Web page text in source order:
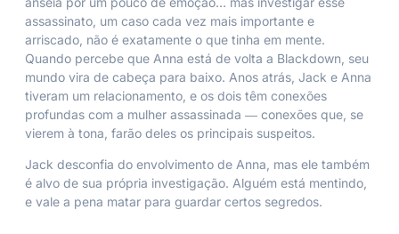
assassinato, um caso cada vez mais importante e
arriscado, não é exatamente o que tinha em mente.
Quando percebe que Anna está de volta a Blackdown, seu
mundo vira de cabeça para baixo. Anos atrás, Jack e Anna
tiveram um relacionamento, e os dois têm conexões
profundas com a mulher assassinada ― conexões que, se
vierem à tona, farão deles os principais suspeitos.
Jack desconfia do envolvimento de Anna, mas ele também
é alvo de sua própria investigação. Alguém está mentindo,
e vale a pena matar para guardar certos segredos.